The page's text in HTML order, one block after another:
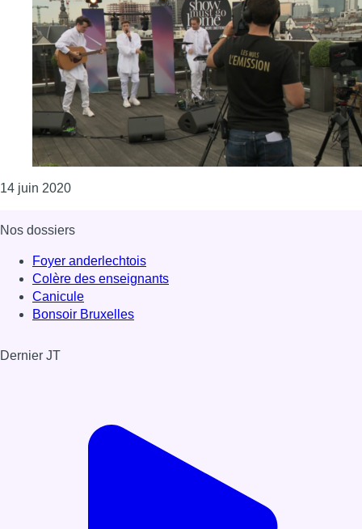
14 juin 2020Consulter l'article "Loïc Nottet, Yuzmv, Kid
Nos dossiers
Foyer anderlechtois
Colère des enseignants
Canicule
Bonsoir Bruxelles
Dernier JT